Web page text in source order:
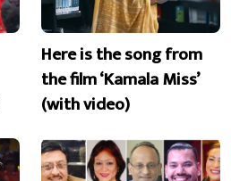
Here is the song from
the film ‘Kamala Miss’
(with video)